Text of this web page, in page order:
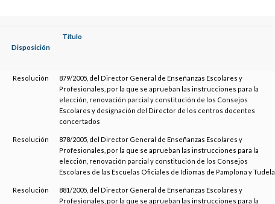
Disposición
Título
Resolución
879/2005, del Director General de Enseñanzas Escolares y
Profesionales, por la que se aprueban las instrucciones para la
elección, renovación parcial y constitución de los Consejos
Escolares y designación del Director de los centros docentes
concertados
Resolución
878/2005, del Director General de Enseñanzas Escolares y
Profesionales, por la que se aprueban las instrucciones para la
elección, renovación parcial y constitución de los Consejos
Escolares de las Escuelas Oficiales de Idiomas de Pamplona y Tudela
Resolución
881/2005, del Director General de Enseñanzas Escolares y
Profesionales, por la que se aprueban las instrucciones para la